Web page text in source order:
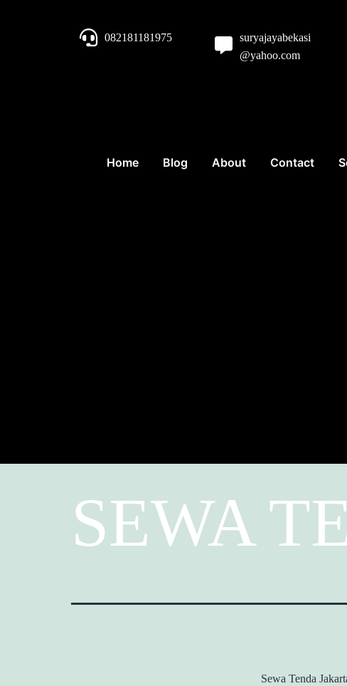
082181181975
suryajayabekasi
@yahoo.com
Home Blog About Contact
SEWA
Sewa Tenda